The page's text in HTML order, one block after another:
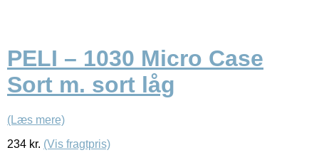
PELI – 1030 Micro Case
Sort m. sort låg
(Læs mere)
234 kr. (Vis fragtpris)